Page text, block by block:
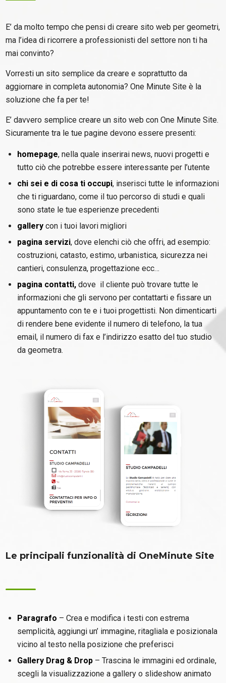
E’ da molto tempo che pensi di creare sito web per geometri,
ma l’idea di ricorrere a professionisti del settore non ti ha
mai convinto?
Vorresti un sito semplice da creare e soprattutto da
aggiornare in completa autonomia? One Minute Site è la
soluzione che fa per te!
E’ davvero semplice creare un sito web con One Minute Site.
Sicuramente tra le tue pagine devono essere presenti:
homepage, nella quale inserirai news, nuovi progetti e
tutto ciò che potrebbe essere interessante per l’utente
chi sei e di cosa ti occupi, inserisci tutte le informazioni
che ti riguardano, come il tuo percorso di studi e quali
sono state le tue esperienze precedenti
gallery con i tuoi lavori migliori
pagina servizi, dove elenchi ciò che offri, ad esempio:
costruzioni, catasto, estimo, urbanistica, sicurezza nei
cantieri, consulenza, progettazione ecc…
pagina contatti,dove il cliente può trovare tutte le
informazioni che gli servono per contattarti e fissare un
appuntamento con te e i tuoi progettisti. Non dimenticarti
di rendere bene evidente il numero di telefono, la tua
email, il numero di fax e l’indirizzo esatto del tuo studio
da geometra.
Le principali funzionalità di OneMinute Site
Paragrafo – Crea e modifica i testi con estrema
semplicità, aggiungi un’ immagine, ritagliala e posizionala
vicino al testo nella posizione che preferisci
Gallery Drag & Drop – Trascina le immagini ed ordinale,
scegli la visualizzazione a gallery o slideshow animato